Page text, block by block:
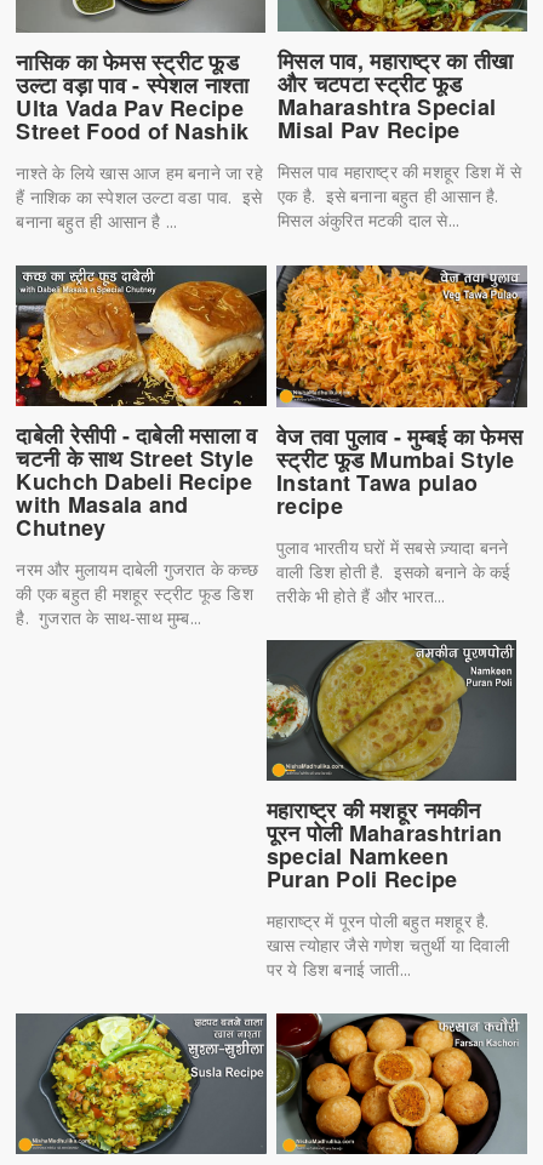
नासिक का फेमस स्ट्रीट फूड
उल्टा वड़ा पाव - स्पेशल नाश्ता
Ulta Vada Pav Recipe
Street Food of Nashik
नाश्ते के लिये खास आज हम बनाने जा रहे
हैं नाशिक का स्पेशल उल्टा वडा पाव. इसे
बनाना बहुत ही आसान है ...
मिसल पाव, महाराष्ट्र का तीखा
और चटपटा स्ट्रीट फूड
Maharashtra Special
Misal Pav Recipe
मिसल पाव महाराष्ट्र की मशहूर डिश में से
एक है. इसे बनाना बहुत ही आसान है.
मिसल अंकुरित मटकी दाल से...
दाबेली रेसीपी - दाबेली मसाला व
चटनी के साथ Street Style
Kuchch Dabeli Recipe
with Masala and
Chutney
नरम और मुलायम दाबेली गुजरात के कच्छ
की एक बहुत ही मशहूर स्ट्रीट फूड डिश
है. गुजरात के साथ-साथ मुम्ब...
वेज तवा पुलाव - मुम्बई का फेमस
स्ट्रीट फूड Mumbai Style
Instant Tawa pulao
recipe
पुलाव भारतीय घरों में सबसे ज़्यादा बनने
वाली डिश होती है. इसको बनाने के कई
तरीके भी होते हैं और भारत...
महाराष्ट्र की मशहूर नमकीन
पूरन पोली Maharashtrian
special Namkeen
Puran Poli Recipe
महाराष्ट्र में पूरन पोली बहुत मशहूर है.
खास त्योहार जैसे गणेश चतुर्थी या दिवाली
पर ये डिश बनाई जाती...